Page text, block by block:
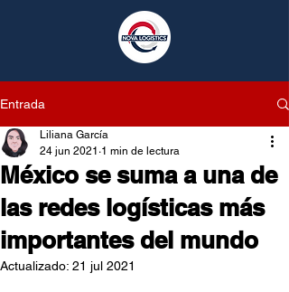
Entrada
México se suma a una de
las redes logísticas más
importantes del mundo
Liliana García
24 jun 2021 1 min de lectura
Actualizado: 21 jul 2021